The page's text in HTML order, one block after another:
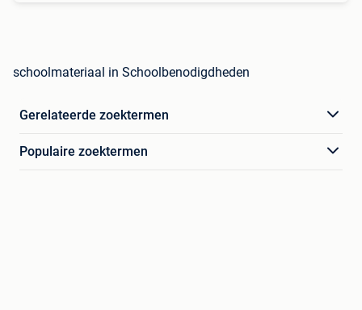
schoolmateriaal in Schoolbenodigdheden
Gerelateerde zoektermen
Populaire zoektermen